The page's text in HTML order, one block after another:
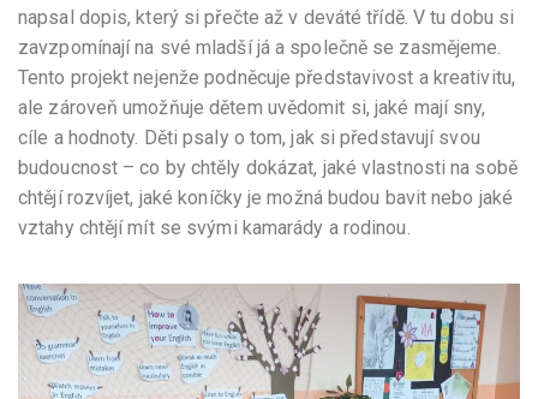
napsal dopis, který si přečte až v deváté třídě. V tu dobu si
zavzpomínají na své mladší já a společně se zasmějeme.
Tento projekt nejenže podněcuje představivost a kreativitu,
ale zároveň umožňuje dětem uvědomit si, jaké mají sny,
cíle a hodnoty. Děti psaly o tom, jak si představují svou
budoucnost – co by chtěly dokázat, jaké vlastnosti na sobě
chtějí rozvíjet, jaké koníčky je možná budou bavit nebo jaké
vztahy chtějí mít se svými kamarády a rodinou.